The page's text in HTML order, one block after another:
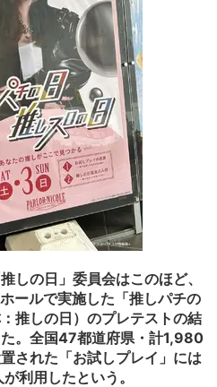
しの日」委員会はこのほど、
ールで実施した「推しパチの
推しの日）のプレテストの結
。全国47都道府県・計1,980
された「お試しプレイ」には
利用したという。